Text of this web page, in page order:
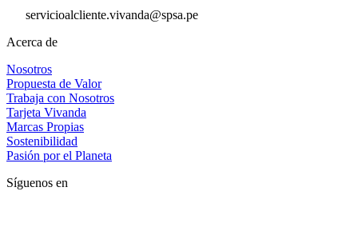
servicioalcliente.vivanda@spsa.pe
Acerca de
Nosotros
Propuesta de Valor
Trabaja con Nosotros
Tarjeta Vivanda
Marcas Propias
Sostenibilidad
Pasión por el Planeta
Síguenos en